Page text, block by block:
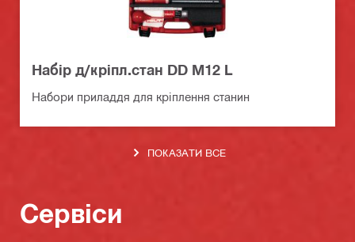
Набiр д/крiпл.стан DD M12 L
Набори приладдя для кріплення станин
ПОКАЗАТИ ВСЕ
Сервіси